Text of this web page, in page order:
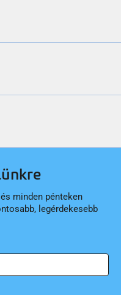
minden pénteken
legérdekesebb